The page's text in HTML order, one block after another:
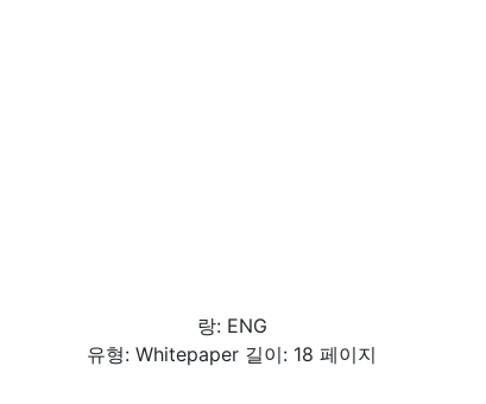
랑: ENG
유형: Whitepaper 길이: 18 페이지